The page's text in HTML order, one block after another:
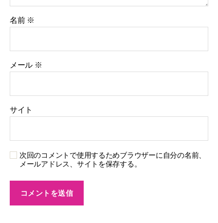
名前 ※
メール ※
サイト
次回のコメントで使用するためブラウザーに自分の名前、
メールアドレス、サイトを保存する。